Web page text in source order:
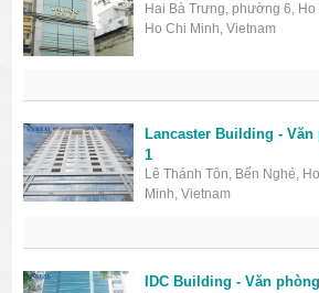
Hai Bà Trưng, phường 6,
Ho Chi Minh, Vietnam
Lancaster Building -
1
Lê Thánh Tôn, Bến Nghé,
Minh, Vietnam
IDC Building - Văn